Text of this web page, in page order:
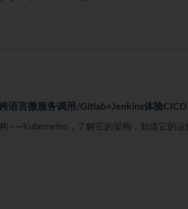
语言微服务调用/Gitlab+Jenkins体验CICD
——Kubernetes，了解它的架构，知道它的运